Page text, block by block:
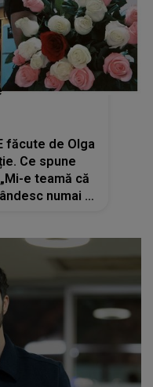
făcute de Olga
Ce spune
e teamă că
numai la